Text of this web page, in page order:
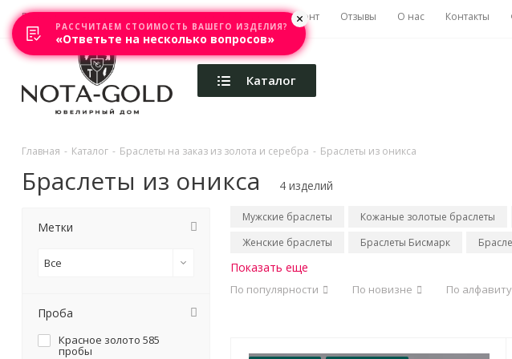
Главная Акции Каталоги Изготовление Ремонт Отзывы О нас Контакты
Каталог
Главная - Каталог - Браслеты на заказ из золота и серебра - Браслеты из оникса
Браслеты из оникса 4 изделий
Мужские браслеты Кожаные золотые браслеты
Женские браслеты
Браслеты Бисмарк
Показать еще
По популярности По новизне По алфавиту
Метки
Все
Проба
Красное золото 585
пробы
РАССЧИТАЕМ СТОИМОСТЬ ВАШЕГО ИЗДЕЛИЯ?
«Ответьте на несколько вопросов»